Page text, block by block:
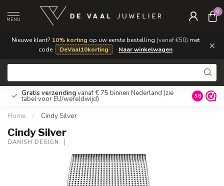
Nieuwe klant? 10% korting op uw eerste bestelling (vanaf €50) met
code
DeVaal10korting · Naar winkelwagen ×
MENU
0
Gratis verzendingvanaf € 75 binnen Nederland (zie
tabel voor EU/wereldwijd) 9.8
Home / Cindy Silver
Cindy Silver
DANISH DESIGN